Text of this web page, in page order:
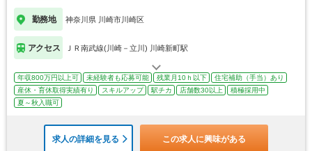
勤務地 神奈川県 川崎市川崎区
アクセス ＪＲ南武線(川崎－立川) 川崎新町駅
年収800万円以上可 未経験者も応募可能 残業月10ｈ以下
住宅補助（手当）あり
産休・育休取得実績有り
スキルアップ 駅チカ 店舗数30以上
積極採用中
夏～秋入職可
求人の詳細を見る この求人に興味がある